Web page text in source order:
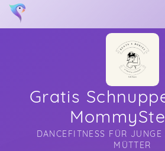
Gratis
DANCEFITNESS FÜR
MÜTTER